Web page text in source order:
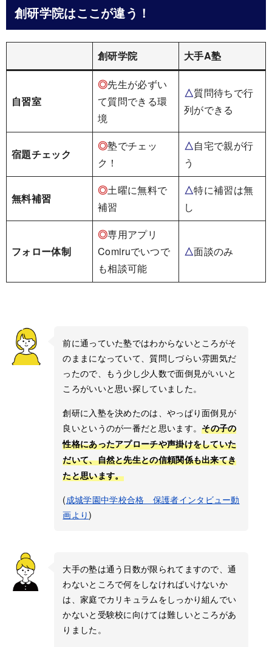
創研学院はここが違う！
創研学院 大手A塾
自習室
◎先生が必ずい
て質問できる環
境
△質問待ちで行
列ができる
宿題チェック
◎塾でチェッ
ク！
△自宅で親が行
う
無料補習
◎土曜に無料で
補習
△特に補習は無
し
フォロー体制
◎専用アプリ
Comiruでいつで
も相談可能
△面談のみ
前に通っていた塾ではわからないところがそ
のままになっていて、質問しづらい雰囲気だ
ったので、もう少し少人数で面倒見がいいと
ころがいいと思い探していました。
創研に入塾を決めたのは、やっぱり面倒見が
良いというのが一番だと思います。その子の
性格にあったアプローチや声掛けをしていた
だいて、自然と先生との信頼関係も出来てき
たと思います。
(成城学園中学校合格 保護者インタビュー動
画より)
大手の塾は通う日数が限られてますので、通
わないところで何をしなければいけないか
は、家庭でカリキュラムをしっかり組んでい
かないと受験校に向けては難しいところがあ
りました。